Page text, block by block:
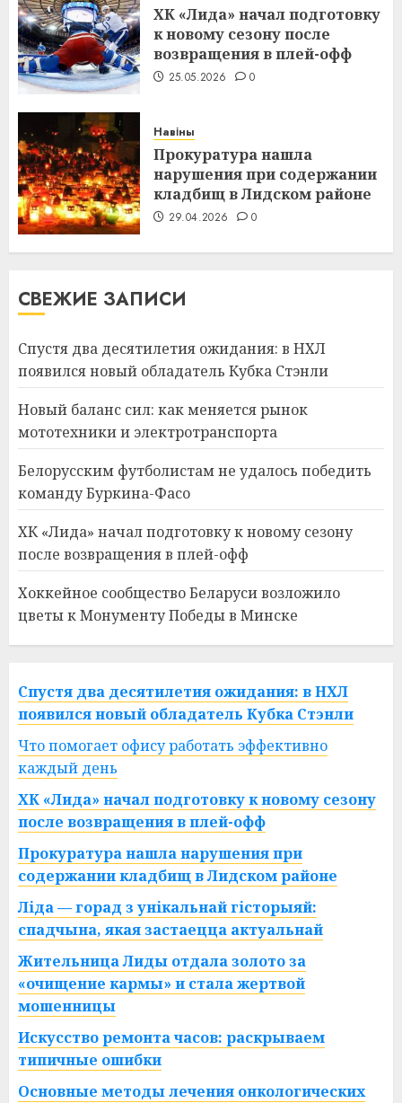
ХК «Лида» начал подготовку
к новому сезону после
возвращения в плей-офф
25.05.2026 0
Навіны
Прокуратура нашла
нарушения при содержании
кладбищ в Лидском районе
29.04.2026 0
СВЕЖИЕ ЗАПИСИ
Спустя два десятилетия ожидания: в НХЛ
появился новый обладатель Кубка Стэнли
Новый баланс сил: как меняется рынок
мототехники и электротранспорта
Белорусским футболистам не удалось победить
команду Буркина-Фасо
ХК «Лида» начал подготовку к новому сезону
после возвращения в плей-офф
Хоккейное сообщество Беларуси возложило
цветы к Монументу Победы в Минске
Спустя два десятилетия ожидания: в НХЛ
появился новый обладатель Кубка Стэнли
Что помогает офису работать эффективно
каждый день
ХК «Лида» начал подготовку к новому сезону
после возвращения в плей-офф
Прокуратура нашла нарушения при
содержании кладбищ в Лидском районе
Ліда — горад з унікальнай гісторыяй:
спадчына, якая застаецца актуальнай
Жительница Лиды отдала золото за
«очищение кармы» и стала жертвой
мошенницы
Искусство ремонта часов: раскрываем
типичные ошибки
Основные методы лечения онкологических